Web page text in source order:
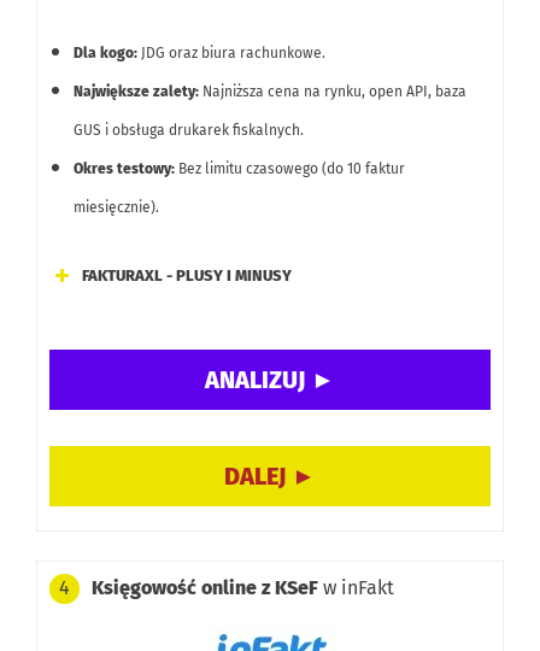
Dla kogo: JDG oraz biura rachunkowe.
Największe zalety: Najniższa cena na rynku, open API, baza
GUS i obsługa drukarek fiskalnych.
Okres testowy: Bez limitu czasowego (do 10 faktur
miesięcznie).
FAKTURAXL - PLUSY I MINUSY
Dodatkowe opcje: OCR faktur, windykacja online,
finansowanie faktur, integracja z e‑sklepami, pobieranie
księgowemu.
4 Księgowość online z KSeF w inFakt